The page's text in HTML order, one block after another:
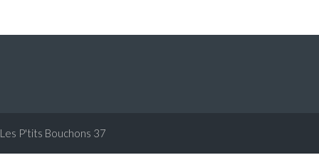
Les P'tits Bouchons 37